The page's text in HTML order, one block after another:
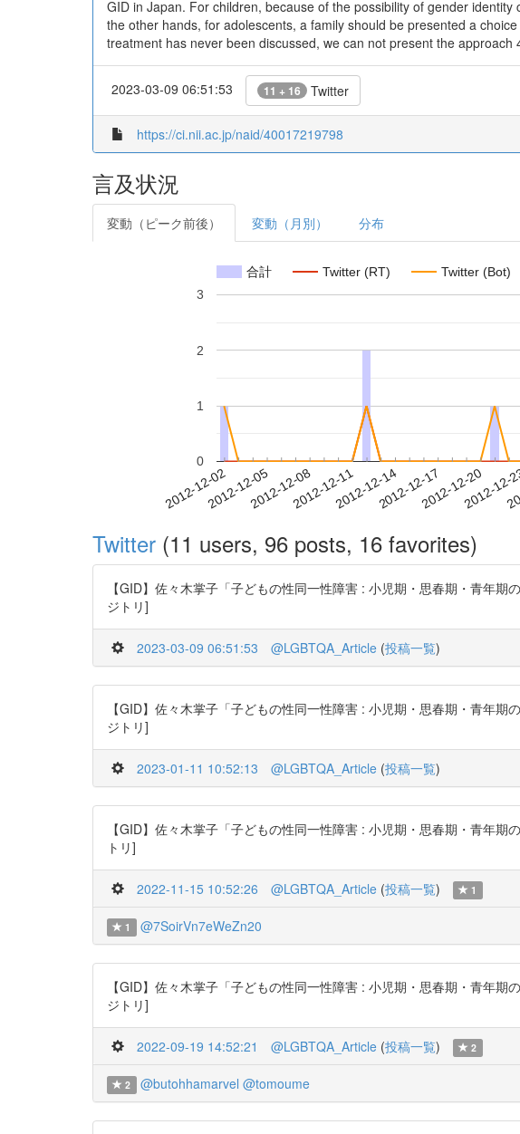
GID in Japan. For children, because of the possibility of gender
the other hands, for adolescents, a family should be presented a
treatment has never been discussed, we can not present the
2023-03-09 06:51:53 11 + 16 Twitter
https://ci.nii.ac.jp/naid/40017219798
言及状況
変動（ピーク前後） 変動（月別） 分布
合計 Twitter (RT) Twitter (Bot)
2012-12-022012-12-052012-12-082012-12-112012-12-142012-12-172012-12-20
2012-
0
1
2
3
Twitter (11 users, 96 posts, 16 favorites)
【GID】佐々木掌子「子どもの性同一性障害 : 小児期・思春期・青年
ジトリ]
2023-03-09 06:51:53 @LGBTQA_Article (投稿一覧)
【GID】佐々木掌子「子どもの性同一性障害 : 小児期・思春期・青年
ジトリ]
2023-01-11 10:52:13 @LGBTQA_Article (投稿一覧)
【GID】佐々木掌子「子どもの性同一性障害 : 小児期・思春期・青年
トリ]
2022-11-15 10:52:26 @LGBTQA_Article (投稿一覧) 1
1 @7SoirVn7eWeZn20
【GID】佐々木掌子「子どもの性同一性障害 : 小児期・思春期・青年
ジトリ]
2022-09-19 14:52:21 @LGBTQA_Article (投稿一覧) 2
2 @butohhamarvel @tomoume